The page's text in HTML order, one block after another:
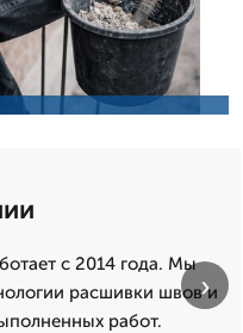
с 2014 года. Мы
расшивки швов и
работ.
›